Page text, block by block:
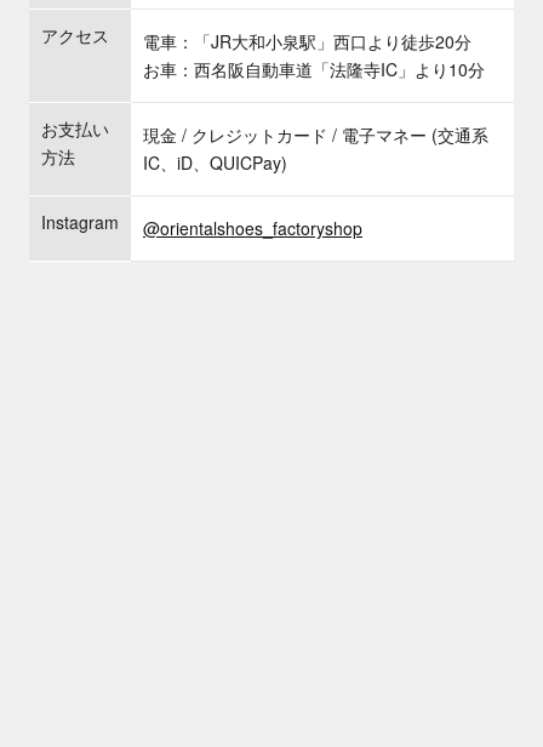
アクセス
電車：「JR大和小泉駅」西口より徒歩20分
お車：西名阪自動車道「法隆寺IC」より10分
お支払い
方法
現金 / クレジットカード / 電子マネー (交通系
IC、iD、QUICPay)
Instagram @orientalshoes_factoryshop